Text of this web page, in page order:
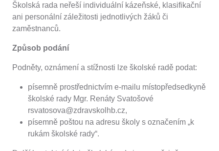
Školská rada neřeší individuální kázeňské, klasifikační
ani personální záležitosti jednotlivých žáků či
zaměstnanců.
Způsob podání
Podněty, oznámení a stížnosti lze školské radě podat:
písemně prostřednictvím e-mailu místopředsedkyně
školské rady Mgr. Renáty Svatošové
rsvatosova@zdravskolhb.cz,
písemně poštou na adresu školy s označením „k
rukám školské rady“.